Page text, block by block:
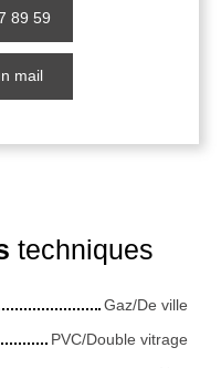
89 59
mail
techniques
Gaz/De ville
PVC/Double vitrage